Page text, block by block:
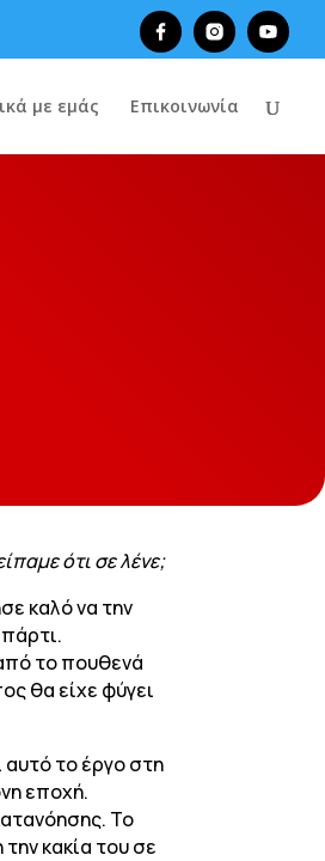
με εμάς Επικοινωνία
ότι σε λένε;
καλό να την
το πουθενά
θα είχε φύγει
το έργο στη
εποχή.
Το
κακία του σε